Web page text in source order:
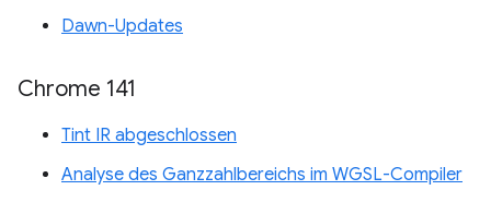
Dawn-Updates
Chrome 141
Tint IR abgeschlossen
Analyse des Ganzzahlbereichs im WGSL-Compiler